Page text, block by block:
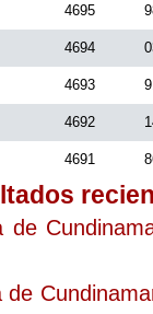
suerte
Noche
4695
4694
4693
4692
4691
de
de